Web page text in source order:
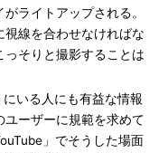
ライトアップされる。
視線を合わせなければな
っそりと撮影することは
いる人にも有益な情報
ユーザーに規範を求めて
」でそうした場面